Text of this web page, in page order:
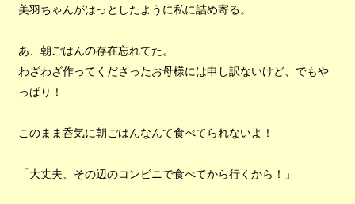
美羽ちゃんがはっとしたように私に詰め寄る。
あ、朝ごはんの存在忘れてた。
わざわざ作ってくださったお母様には申し訳ないけど、でもや
っぱり！
このまま呑気に朝ごはんなんて食べてられないよ！
「大丈夫、その辺のコンビニで食べてから行くから！」